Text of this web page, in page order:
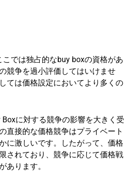
こでは独占的なbuy boxの資格があ
競争を過小評価してはいけませ
ては価格設定においてより多くの
Boxに対する競争の影響を大きく受
直接的な価格競争はプライベート
に激しいです。したがって、価格
されており、競争に応じて価格戦
あります。